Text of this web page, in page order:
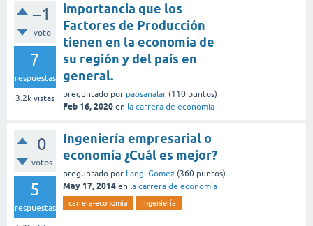
–1
voto
7
respuestas
3.2k vistas
importancia que los
Factores de Producción
tienen en la economía de
su región y del país en
general.
preguntado por paosanalar (110 puntos)
Feb 16, 2020 en la carrera de economía
0
votos
5
respuestas
Ingeniería empresarial o
economía ¿Cuál es mejor?
preguntado por Langi Gomez (360 puntos)
May 17, 2014 en la carrera de economía
carrera-economia ingeniería